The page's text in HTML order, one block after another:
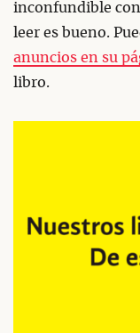
inconfundible
leer es bueno.
anuncios en su
libro.